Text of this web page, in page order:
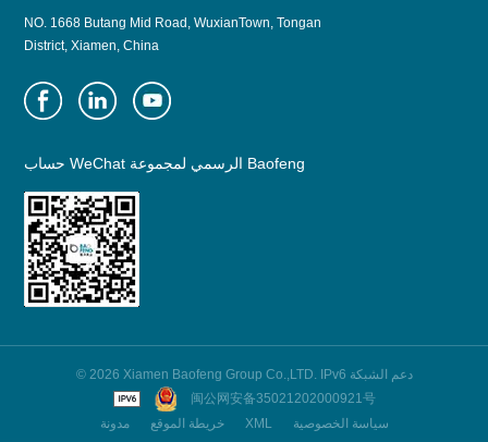
NO. 1668 Butang Mid Road, WuxianTown, Tongan
District, Xiamen, China
حساب WeChat الرسمي لمجموعة Baofeng
© 2026 Xiamen Baofeng Group Co.,LTD. IPv6 دعم الشبكة
闽公网安备35021202000921号
مدونة
خريطة الموقع XML سياسة الخصوصية